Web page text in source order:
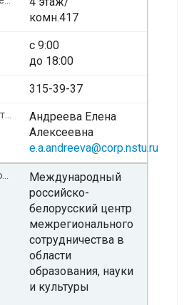
комн.417
с 9:00
до 18:00
315-39-37
Андреева Елена
Алексеевна
e.a.andreeva@corp.nstu.ru
ФИО/адрес электронной почты
Международный
российско-
белорусский центр
межрегионального
сотрудничества в
области
образования, науки
и культуры
Наименование подразделения